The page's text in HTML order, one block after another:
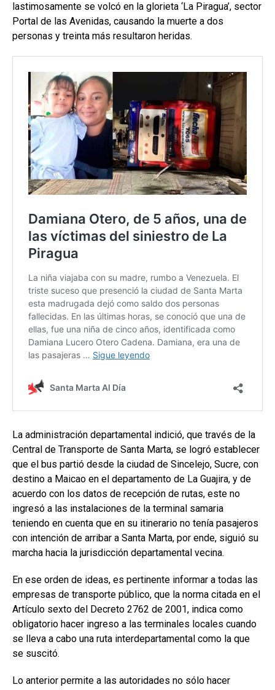
lastimosamente se volcó en la glorieta ‘La Piragua’, sector
Portal de las Avenidas, causando la muerte a dos
personas y treinta más resultaron heridas.
La administración departamental indició, que través de la
Central de Transporte de Santa Marta, se logró establecer
que el bus partió desde la ciudad de Sincelejo, Sucre, con
destino a Maicao en el departamento de La Guajira, y de
acuerdo con los datos de recepción de rutas, este no
ingresó a las instalaciones de la terminal samaria
teniendo en cuenta que en su itinerario no tenía pasajeros
con intención de arribar a Santa Marta, por ende, siguió su
marcha hacia la jurisdicción departamental vecina.
En ese orden de ideas, es pertinente informar a todas las
empresas de transporte público, que la norma citada en el
Artículo sexto del Decreto 2762 de 2001, indica como
obligatorio hacer ingreso a las terminales locales cuando
se lleva a cabo una ruta interdepartamental como la que
se suscitó.
Lo anterior permite a las autoridades no sólo hacer